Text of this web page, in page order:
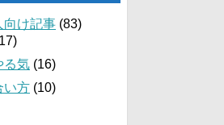
向け記事 (83)
る気 (16)
い方 (10)